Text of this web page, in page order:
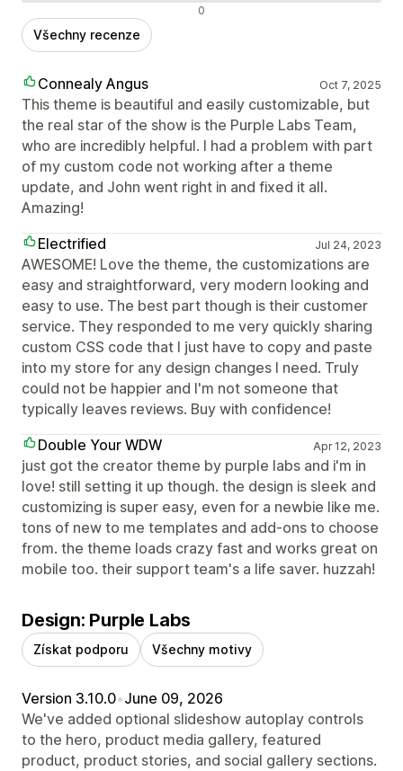
0
Všechny recenze
Connealy Angus Oct 7, 2025
This theme is beautiful and easily customizable, but
the real star of the show is the Purple Labs Team,
who are incredibly helpful. I had a problem with part
of my custom code not working after a theme
update, and John went right in and fixed it all.
Amazing!
Electrified
Jul 24, 2023
AWESOME! Love the theme, the customizations are
easy and straightforward, very modern looking and
easy to use. The best part though is their customer
service. They responded to me very quickly sharing
custom CSS code that I just have to copy and paste
into my store for any design changes I need. Truly
could not be happier and I'm not someone that
typically leaves reviews. Buy with confidence!
Double Your WDW
Apr 12, 2023
just got the creator theme by purple labs and i'm in
love! still setting it up though. the design is sleek and
customizing is super easy, even for a newbie like me.
tons of new to me templates and add-ons to choose
from. the theme loads crazy fast and works great on
mobile too. their support team's a life saver. huzzah!
Design: Purple Labs
Získat podporu Všechny motivy
Version 3.10.0•June 09, 2026
We've added optional slideshow autoplay controls
to the hero, product media gallery, featured
product, product stories, and social gallery sections.